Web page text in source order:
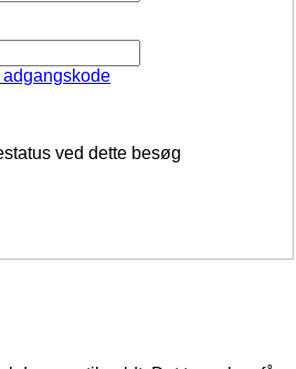
ved dette besøg